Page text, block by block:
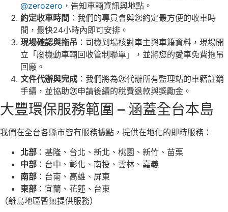
@zerozero ，告知車輛資訊與地點。
約定收車時間 ：我們的專員會與您約定最方便的收車時
間，最快24小時內即可安排。
現場確認與拖吊 ：司機到場核對車主與車籍資料，現場開
立「廢機動車輛回收管制聯單」，並將您的愛車免費拖吊
回廠。
文件代辦與完成 ：我們將為您代辦所有監理站的車籍註銷
手續，並協助您申請後續的稅費退款與獎勵金。
大豐環保服務範圍 – 涵蓋全台本島
我們在全台各縣市皆有服務據點，提供在地化的即時服務：
北部 ：基隆、台北、新北、桃園、新竹、苗栗
中部 ：台中、彰化、南投、雲林、嘉義
南部 ：台南、高雄、屏東
東部 ：宜蘭、花蓮、台東
（離島地區暫無提供服務）